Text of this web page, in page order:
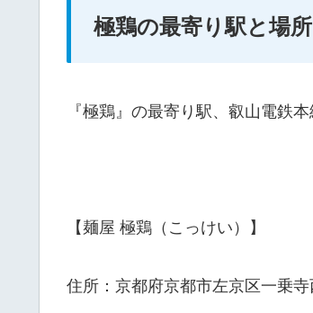
極鶏の最寄り駅と場所
『極鶏』の最寄り駅、叡山電鉄
【麺屋 極鶏（こっけい）】
住所：京都府京都市左京区一乗